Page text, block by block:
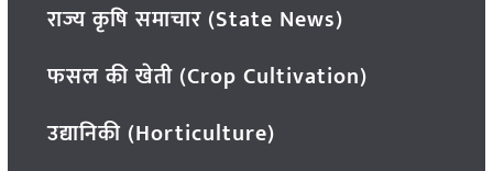
राज्य कृषि समाचार (State News)
फसल की खेती (Crop Cultivation)
उद्यानिकी (Horticulture)